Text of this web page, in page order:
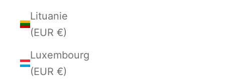
Lituanie
(EUR €)
Luxembourg
(EUR €)